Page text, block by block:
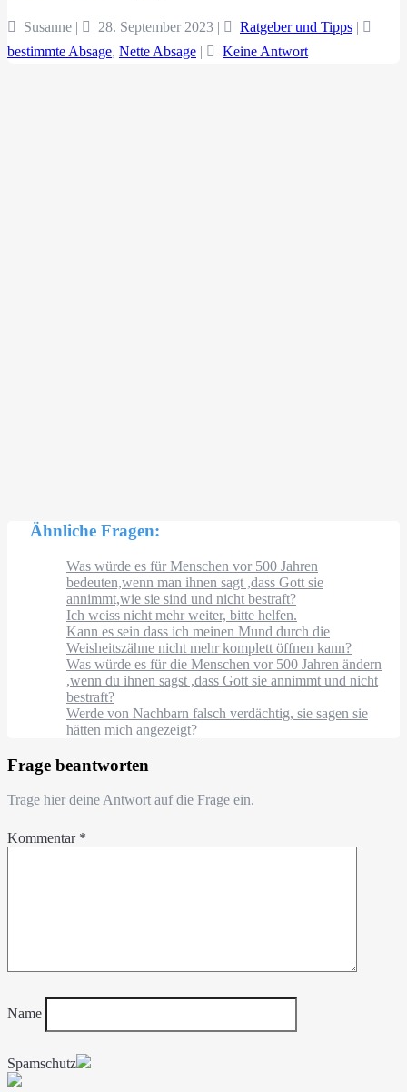
Susanne | 28. September 2023 | Ratgeber und Tipps |
bestimmte Absage, Nette Absage | Keine Antwort
Ähnliche Fragen:
Was würde es für Menschen vor 500 Jahren
bedeuten,wenn man ihnen sagt ,dass Gott sie
annimmt,wie sie sind und nicht bestraft?
Ich weiss nicht mehr weiter, bitte helfen.
Kann es sein dass ich meinen Mund durch die
Weisheitszähne nicht mehr komplett öffnen kann?
Was würde es für die Menschen vor 500 Jahren ändern
,wenn du ihnen sagst ,dass Gott sie annimmt und nicht
bestraft?
Werde von Nachbarn falsch verdächtig, sie sagen sie
hätten mich angezeigt?
Frage beantworten
Trage hier deine Antwort auf die Frage ein.
Kommentar *
Name
Spamschutz